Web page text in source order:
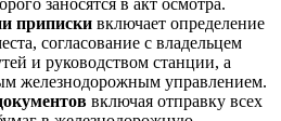
заносятся в акт осмотра.
приписки включает определение
согласование с владельцем
и руководством станции, а
железнодорожным управлением.
включая отправку всех